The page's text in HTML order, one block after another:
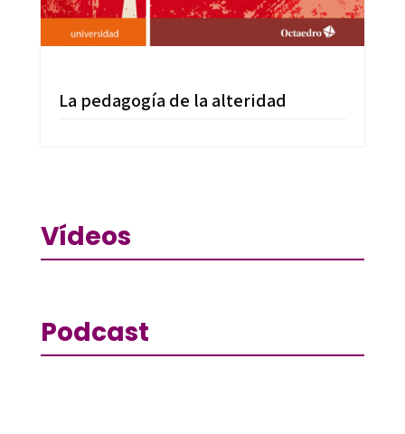
La pedagogía de la alteridad
Vídeos
Podcast